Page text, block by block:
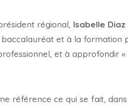
régional, Isabelle Diaz
et à la formation
et à approfondir
référence ce qui se fait,